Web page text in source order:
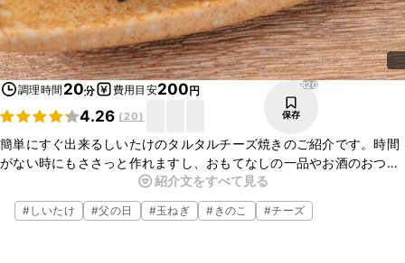
調理時間 20分 費用目安200円
4.26 (20)
820
保存
簡単にすぐ出来るしいたけのタルタルチーズ焼きのご紹介です。時間
がない時にもささっと作れますし、おもてなしの一品やお酒のおつま
みにもおすすめです。お好みで七味をかけていただくとピリッとして
美味しいです。是非お試しくださいね。
紹介文をすべて見る
#しいたけ #父の日 #玉ねぎ # きのこ #チーズ